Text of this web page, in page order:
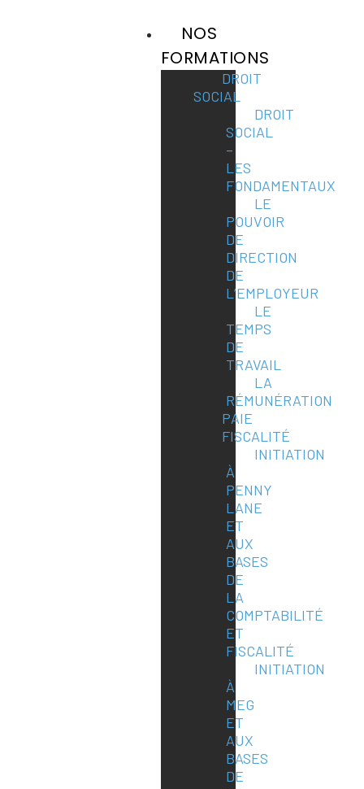
NOS
FORMATIONS
DROIT
SOCIAL
DROIT
SOCIAL
–
LES
FONDAMENTAUX
LE
POUVOIR
DE
DIRECTION
DE
L’EMPLOYEUR
LE
TEMPS
DE
TRAVAIL
LA
RÉMUNÉRATION
PAIE
FISCALITÉ
INITIATION
À
PENNY
LANE
ET
AUX
BASES
DE
LA
COMPTABILITÉ
ET
FISCALITÉ
INITIATION
À
MEG
ET
AUX
BASES
DE